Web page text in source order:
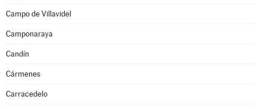
Campo de Villavidel
Camponaraya
Candín
Cármenes
Carracedelo